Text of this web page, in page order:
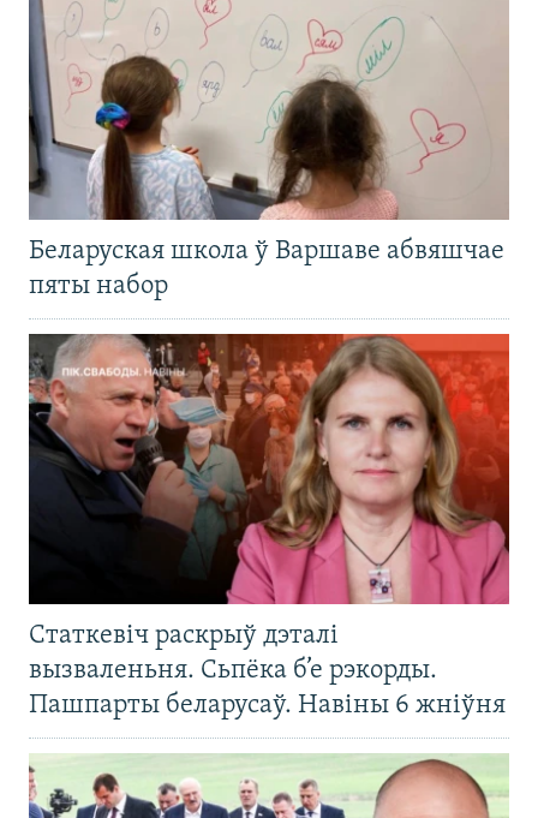
Беларуская школа ў Варшаве абвяшчае
пяты набор
Статкевіч раскрыў дэталі
вызваленьня. Сьпёка б’е рэкорды.
Пашпарты беларусаў. Навіны 6 жніўня